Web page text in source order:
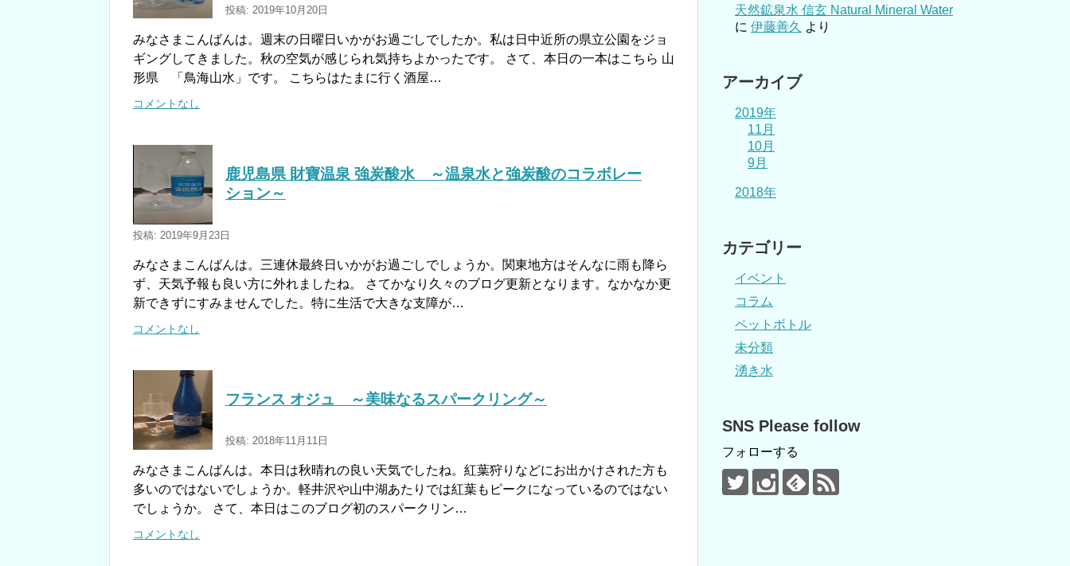
投稿: 2019年10月20日
みなさまこんばんは。週末の日曜日いかがお過ごしでしたか。私は日中近所の県立公園をジョ
ギングしてきました。秋の空気が感じられ気持ちよかったです。 さて、本日の一本はこちら 山
形県 「鳥海山水」です。 こちらはたまに行く酒屋…
コメントなし
鹿児島県 財寶温泉 強炭酸水 ～温泉水と強炭酸のコラボレー
ション～
投稿: 2019年9月23日
みなさまこんばんは。三連休最終日いかがお過ごしでしょうか。関東地方はそんなに雨も降ら
ず、天気予報も良い方に外れましたね。 さてかなり久々のブログ更新となります。なかなか更
新できずにすみませんでした。特に生活で大きな支障が…
コメントなし
フランス オジュ ～美味なるスパークリング～
投稿: 2018年11月11日
みなさまこんばんは。本日は秋晴れの良い天気でしたね。紅葉狩りなどにお出かけされた方も
多いのではないでしょうか。軽井沢や山中湖あたりでは紅葉もピークになっているのではない
でしょうか。 さて、本日はこのブログ初のスパークリン…
コメントなし
天然鉱泉水 信玄 Natural Mineral Water
に 伊藤善久 より
アーカイブ
2019年
11月
10月
9月
2018年
カテゴリー
イベント
コラム
ペットボトル
未分類
湧き水
SNS Please follow
フォローする